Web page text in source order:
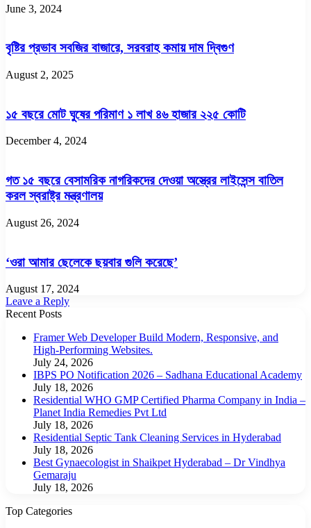
June 3, 2024
বৃষ্টির প্রভাব সবজির বাজারে, সরবরাহ কমায় দাম দ্বিগুণ
August 2, 2025
১৫ বছরে মোট ঘুষের পরিমাণ ১ লাখ ৪৬ হাজার ২২৫ কোটি
December 4, 2024
গত ১৫ বছরে বেসামরিক নাগরিকদের দেওয়া অস্ত্রের লাইসেন্স বাতিল
করল স্বরাষ্ট্র মন্ত্রণালয়
August 26, 2024
‘ওরা আমার ছেলেকে ছয়বার গুলি করেছে’
August 17, 2024
Leave a Reply
Recent Posts
Framer Web Developer Build Modern, Responsive, and
High-Performing Websites.
July 24, 2026
IBPS PO Notification 2026 – Sadhana Educational Academy
July 18, 2026
Residential WHO GMP Certified Pharma Company in India –
Planet India Remedies Pvt Ltd
July 18, 2026
Residential Septic Tank Cleaning Services in Hyderabad
July 18, 2026
Best Gynaecologist in Shaikpet Hyderabad – Dr Vindhya
Gemaraju
July 18, 2026
Top Categories